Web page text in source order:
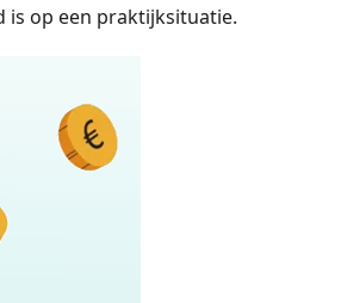
is op een praktijksituatie.